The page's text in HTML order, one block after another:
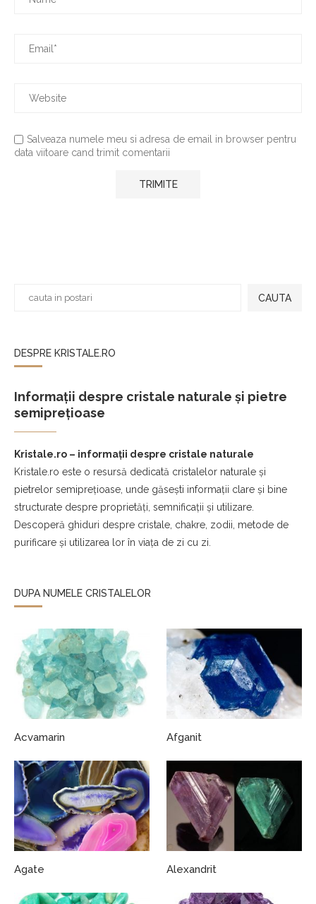
Salveaza numele meu si adresa de email in browser pentru
data viitoare cand trimit comentarii
CAUTA
DESPRE KRISTALE.RO
Informații despre cristale naturale și pietre
semiprețioase
Kristale.ro – informații despre cristale naturale
Kristale.ro este o resursă dedicată cristalelor naturale și
pietrelor semiprețioase, unde găsești informații clare și bine
structurate despre proprietăți, semnificații și utilizare.
Descoperă ghiduri despre cristale, chakre, zodii, metode de
purificare și utilizarea lor în viața de zi cu zi.
DUPA NUMELE CRISTALELOR
Acvamarin Afganit
Agate Alexandrit